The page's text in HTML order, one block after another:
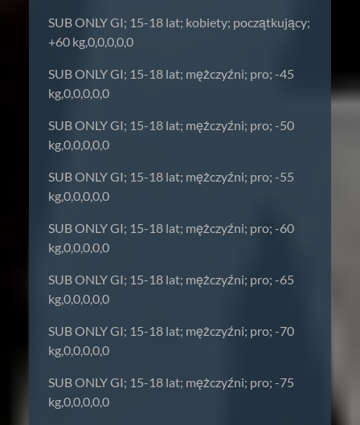
SUB ONLY GI; 15-18 lat; kobiety; początkujący;
+60 kg,0,0,0,0,0
SUB ONLY GI; 15-18 lat; mężczyźni; pro; -45
kg,0,0,0,0,0
SUB ONLY GI; 15-18 lat; mężczyźni; pro; -50
kg,0,0,0,0,0
SUB ONLY GI; 15-18 lat; mężczyźni; pro; -55
kg,0,0,0,0,0
SUB ONLY GI; 15-18 lat; mężczyźni; pro; -60
kg,0,0,0,0,0
SUB ONLY GI; 15-18 lat; mężczyźni; pro; -65
kg,0,0,0,0,0
SUB ONLY GI; 15-18 lat; mężczyźni; pro; -70
kg,0,0,0,0,0
SUB ONLY GI; 15-18 lat; mężczyźni; pro; -75
kg,0,0,0,0,0